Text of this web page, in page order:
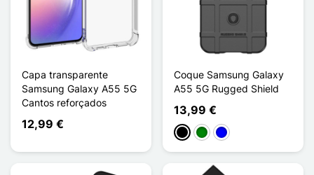
Capa transparente
Samsung Galaxy A55 5G
Cantos reforçados
12,99 €
Coque Samsung Galaxy
A55 5G Rugged Shield
13,99 €
PretoVerdeAzul